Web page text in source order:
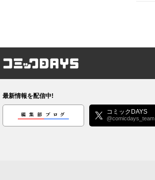
コミックDAYS
最新情報を配信中!
編集部ブログ コミックDAYS
@comicdays_team